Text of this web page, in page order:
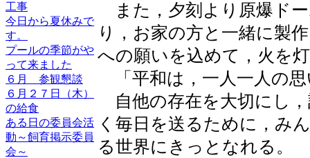
工事
今日から夏休みで
す。
プールの季節がや
って来ました
６月 参観懇談
６月２７日（木）
の給食
ある日の委員会活
動～飼育掲示委員
会～
また，夕刻より原爆ド
り，お家の方と一緒に製
への願いを込めて，火を
「平和は，一人一人の
自他の存在を大切にし
く毎日を送るために，み
る世界にきっとなれる。